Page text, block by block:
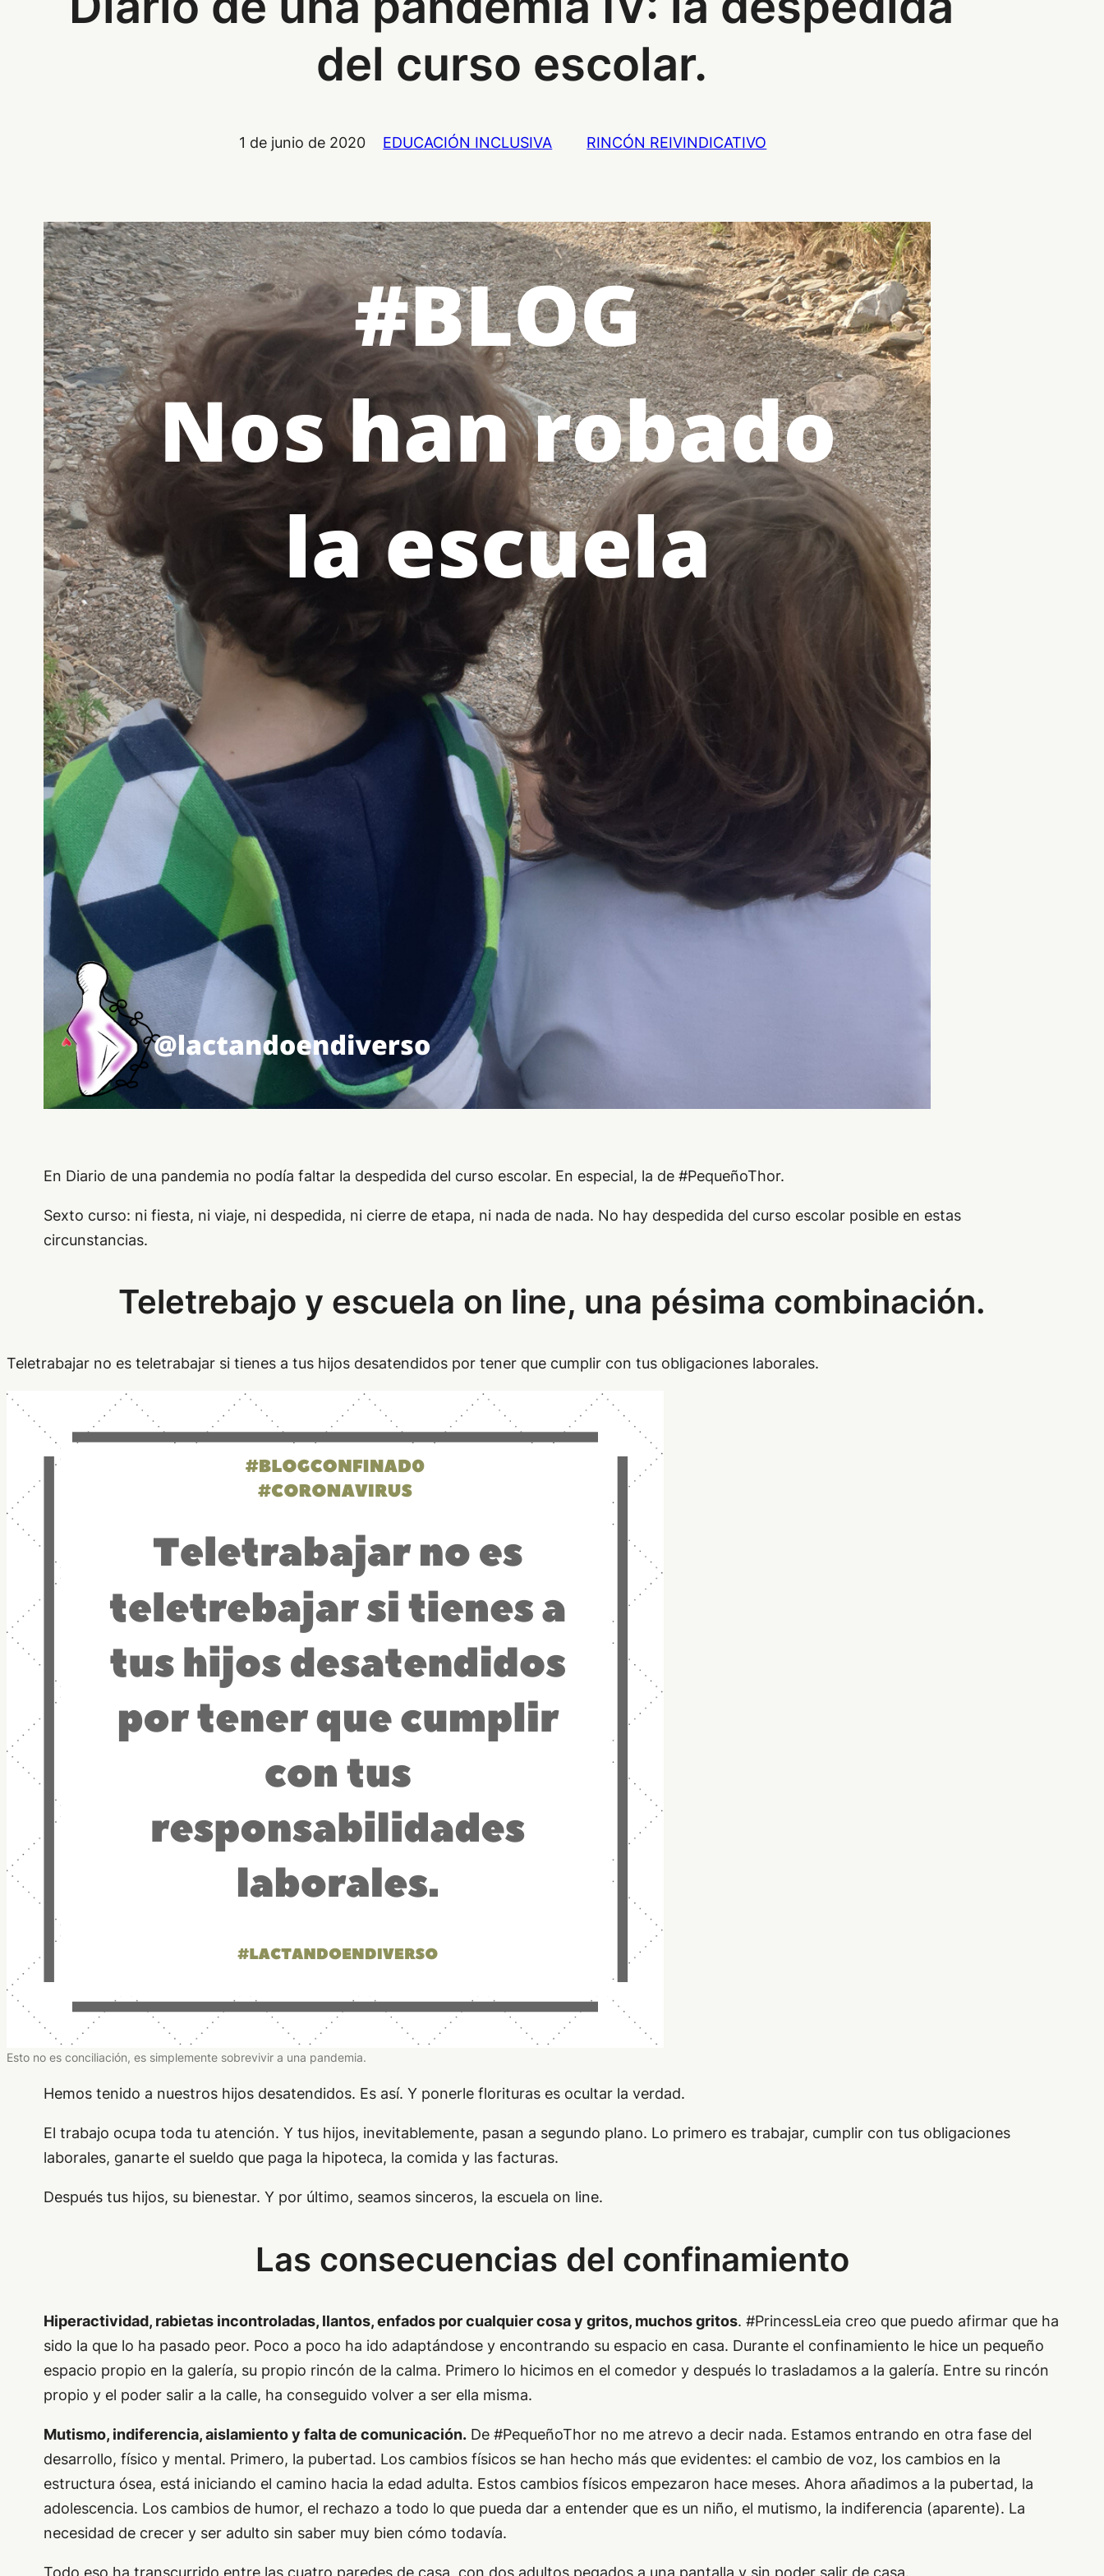
del curso escolar.
1 de junio de 2020 EDUCACIÓN INCLUSIVA RINCÓN REIVINDICATIVO
En Diario de una pandemia no podía faltar la despedida del curso escolar. En especial, la de #PequeñoThor.
Sexto curso: ni fiesta, ni viaje, ni despedida, ni cierre de etapa, ni nada de nada. No hay despedida del curso escolar posible en estas
circunstancias.
Teletrebajo y escuela on line, una pésima combinación.
Teletrabajar no es teletrabajar si tienes a tus hijos desatendidos por tener que cumplir con tus obligaciones laborales.
Esto no es conciliación, es simplemente sobrevivir a una pandemia.
Hemos tenido a nuestros hijos desatendidos. Es así. Y ponerle florituras es ocultar la verdad.
El trabajo ocupa toda tu atención. Y tus hijos, inevitablemente, pasan a segundo plano. Lo primero es trabajar, cumplir con tus obligaciones
laborales, ganarte el sueldo que paga la hipoteca, la comida y las facturas.
Después tus hijos, su bienestar. Y por último, seamos sinceros, la escuela on line.
Las consecuencias del confinamiento
Hiperactividad, rabietas incontroladas, llantos, enfados por cualquier cosa y gritos, muchos gritos. #PrincessLeia creo que puedo afirmar que ha
sido la que lo ha pasado peor. Poco a poco ha ido adaptándose y encontrando su espacio en casa. Durante el confinamiento le hice un pequeño
espacio propio en la galería, su propio rincón de la calma. Primero lo hicimos en el comedor y después lo trasladamos a la galería. Entre su rincón
propio y el poder salir a la calle, ha conseguido volver a ser ella misma.
Mutismo, indiferencia, aislamiento y falta de comunicación.De #PequeñoThor no me atrevo a decir nada. Estamos entrando en otra fase del
desarrollo, físico y mental. Primero, la pubertad. Los cambios físicos se han hecho más que evidentes: el cambio de voz, los cambios en la
estructura ósea, está iniciando el camino hacia la edad adulta. Estos cambios físicos empezaron hace meses. Ahora añadimos a la pubertad, la
adolescencia. Los cambios de humor, el rechazo a todo lo que pueda dar a entender que es un niño, el mutismo, la indiferencia (aparente). La
necesidad de crecer y ser adulto sin saber muy bien cómo todavía.
Todo eso ha transcurrido entre las cuatro paredes de casa, con dos adultos pegados a una pantalla y sin poder salir de casa.